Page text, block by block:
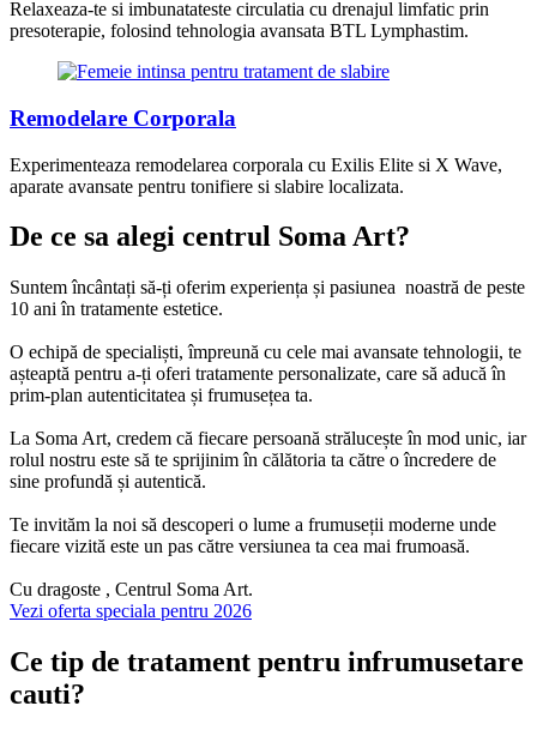
Relaxeaza-te si imbunatateste circulatia cu drenajul limfatic prin
presoterapie, folosind tehnologia avansata BTL Lymphastim.
Remodelare Corporala
Experimenteaza remodelarea corporala cu Exilis Elite si X Wave,
aparate avansate pentru tonifiere si slabire localizata.
De ce sa alegi centrul Soma Art?
Suntem încântați să-ți oferim experiența și pasiunea noastră de peste
10 ani în tratamente estetice.
O echipă de specialiști, împreună cu cele mai avansate tehnologii, te
așteaptă pentru a-ți oferi tratamente personalizate, care să aducă în
prim-plan autenticitatea și frumusețea ta.
La Soma Art, credem că fiecare persoană strălucește în mod unic, iar
rolul nostru este să te sprijinim în călătoria ta către o încredere de
sine profundă și autentică.
Te invităm la noi să descoperi o lume a frumuseții moderne unde
fiecare vizită este un pas către versiunea ta cea mai frumoasă.
Cu dragoste , Centrul Soma Art.
Vezi oferta speciala pentru 2026
Ce tip de tratament pentru infrumusetare
cauti?